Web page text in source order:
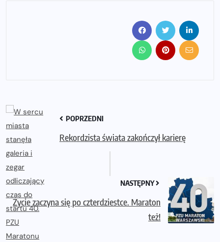
POPRZEDNI
Rekordzista świata zakończył karierę
NASTĘPNY
Życie zaczyna się po czterdziestce. Maraton
też!